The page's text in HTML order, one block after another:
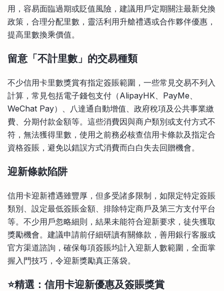
用，容易面臨過期或貶值風險，建議用戶定期關注最新兌換
政策，合理分配里數，靈活利用升艙禮遇或合作夥伴優惠，
提高里數換乘價值。
留意「不計里數」的交易種類
不少信用卡里數獎賞有指定簽賬範圍，一些常見交易不列入
計算，常見包括電子錢包支付（AlipayHK、PayMe、
WeChat Pay）、八達通自動增值、政府稅項及公共事業繳
費、分期付款金額等。這些消費因與商户類別或支付方式不
符，無法獲得里數，使用之前務必核查信用卡條款及指定合
資格簽賬，避免以錯誤方式消費而白白失去回贈機會。
迎新條款陷阱
信用卡迎新禮遇雖豐厚，但多受諸多限制，如限定特定簽賬
類別、設定最低簽賬金額、排除特定商戶及第三方支付平台
等。不少用戶忽略細則，結果未能符合迎新要求，徒失獲取
獎勵機會。建議申請前仔細研讀有關條款，善用銀行客服或
官方渠道諮詢，確保每項簽賬均計入迎新人數範圍，全面掌
握入門技巧，令迎新獎勵真正落袋。
⭐精選：信用卡迎新優惠及簽賬獎賞